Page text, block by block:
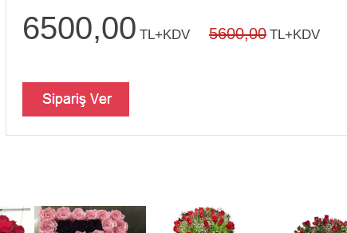
6500,00 TL+KDV 5600,00 TL+KDV